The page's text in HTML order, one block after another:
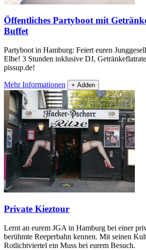
Öffentliches Partyboot mit
Buffet
Partyboot in Hamburg: Feiert euren
Elbe! 3 Stunden inklusive DJ,
pissup.de!
Mehr Informationen + Adden
Private Kieztour
Lernt an eurem JGA in Hamburg bei einer
berühmte Reeperbahn kennen. Mit seinen
Rotlichtviertel ein Muss bei eurem Besuch.